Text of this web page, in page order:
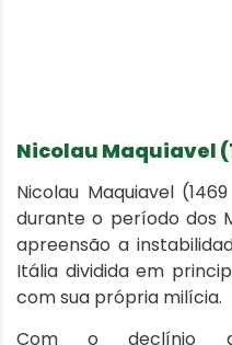
Nicolau Maquiavel
Nicolau Maquiavel
durante o período dos
apreensão a
Itália dividida em
com sua própria milícia.
Com o declínio